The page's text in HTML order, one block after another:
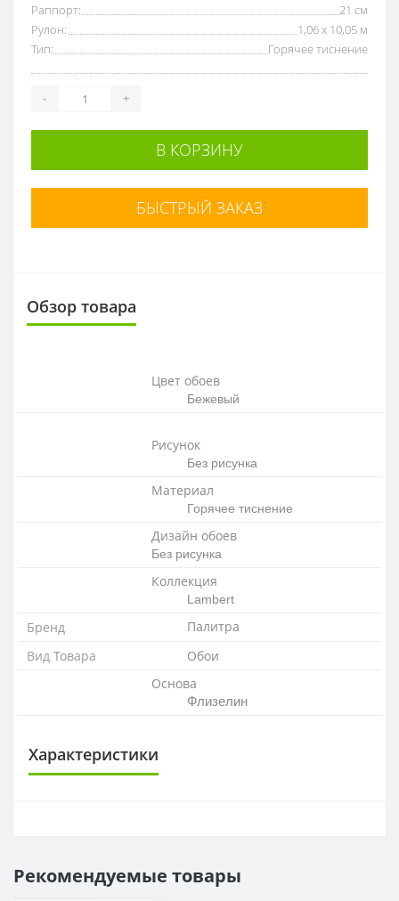
Раппорт:
21 см
Рулон:
1,06 x 10,05 м
Тип:
Горячее тиснение
- +
В КОРЗИНУ
БЫСТРЫЙ ЗАКАЗ
Обзор товара
Цвет обоев
Бежевый
Рисунок
Без рисунка
Материал
Горячее тиснение
Дизайн обоев
Без рисунка
Коллекция
Lambert
Бренд
Палитра
Вид Товара
Обои
Основа
Флизелин
Характеристики
РАППОРТ
Рекомендуемые товары